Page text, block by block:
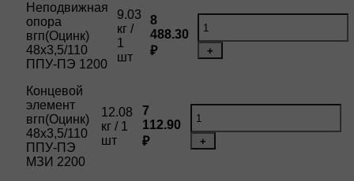
Неподвижная
опора
вгп(Оцинк)
48х3,5/110
ППУ-ПЭ 1200
9.03
кг /
1
шт
8
488.30
₽
+
Концевой
элемент
вгп(Оцинк)
48х3,5/110
ППУ-ПЭ
МЗИ 2200
12.08
кг / 1
шт
7
112.90
₽
+